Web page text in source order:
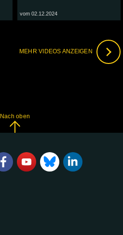
vom 02.12.2024
MEHR VIDEOS ANZEIGEN
Nach oben